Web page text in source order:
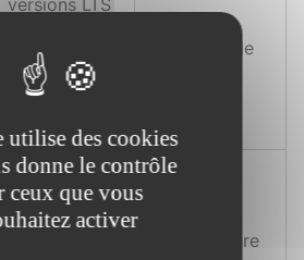
les mises à jour
sont
généralement
.
Disponible
Relativement
nouveau mais
rapidement
adopté et
Très mature
utilise des cookies
donne le contrôle
ceux que vous
activer